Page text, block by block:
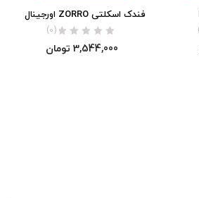
فندک اسکلتی ZORRO اورجینال
(0)
3,544,000 تومان